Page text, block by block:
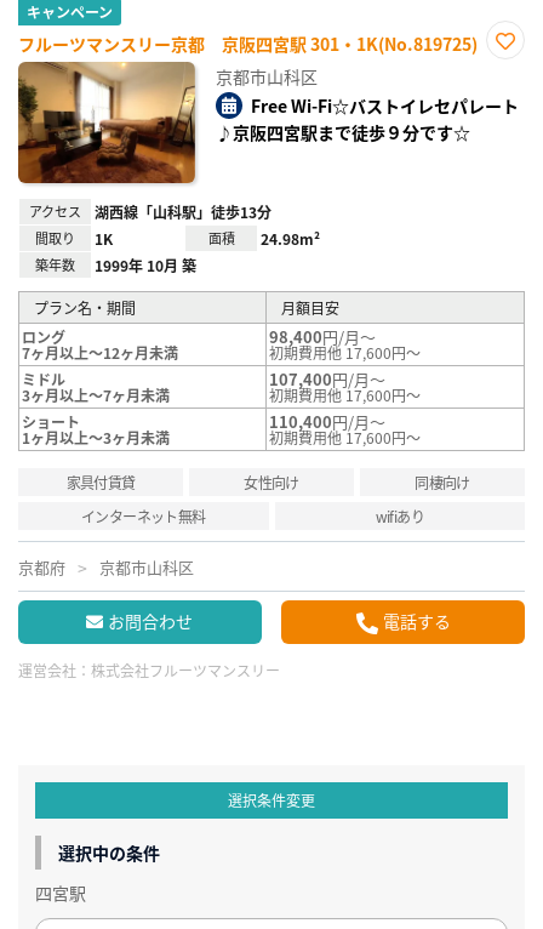
キャンペーン
フルーツマンスリー京都 京阪四宮駅 301・1K(No.819725)
り登
京都市山科区
Free Wi-Fi☆バストイレセパレート
♪京阪四宮駅まで徒歩９分です☆
アクセス 湖西線「山科駅」徒歩13分
間取り 1K 面積 24.98m²
築年数 1999年 10月 築
プラン名・期間
月額目安
ロング
7ヶ月以上～12ヶ月未満
98,400円/月～
初期費用他 17,600円～
ミドル
3ヶ月以上～7ヶ月未満
107,400円/月～
初期費用他 17,600円～
ショート
1ヶ月以上～3ヶ月未満
110,400円/月～
初期費用他 17,600円～
家具付賃貸 女性向け
同棲向け
インターネット無料
wifiあり
京都府 京都市山科区
お問合わせ 電話する
運営会社： 株式会社フルーツマンスリー
選択条件変更
選択中の条件
四宮駅